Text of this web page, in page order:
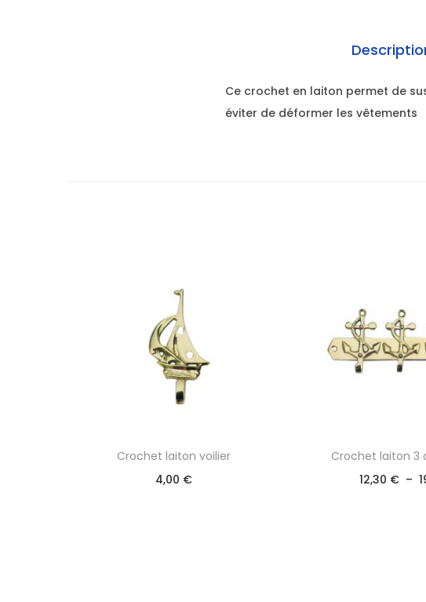
Ce crochet en laiton permet de
éviter de déformer les vêtements
Crochet laiton voilier
4,00 €
Crochet laiton 3
12,30 € –